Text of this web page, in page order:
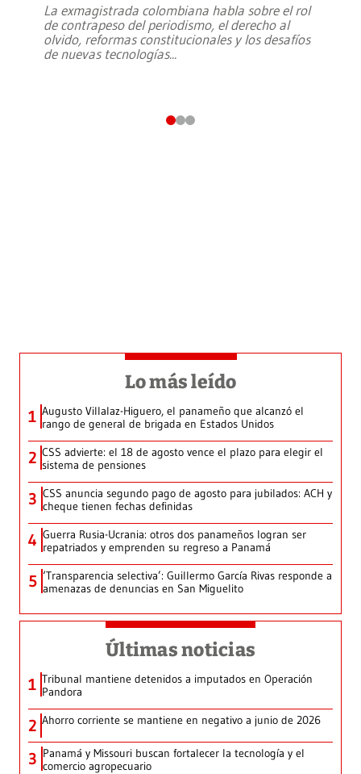
La exmagistrada colombiana habla sobre el rol
de contrapeso del periodismo, el derecho al
olvido, reformas constitucionales y los desafíos
de nuevas tecnologías...
Lo más leído
1 Augusto Villalaz-Higuero, el panameño que alcanzó el
rango de general de brigada en Estados Unidos
2 CSS advierte: el 18 de agosto vence el plazo para elegir el
sistema de pensiones
3 CSS anuncia segundo pago de agosto para jubilados: ACH y
cheque tienen fechas definidas
4 Guerra Rusia-Ucrania: otros dos panameños logran ser
repatriados y emprenden su regreso a Panamá
5 ‘Transparencia selectiva’: Guillermo García Rivas responde a
amenazas de denuncias en San Miguelito
Últimas noticias
1 Tribunal mantiene detenidos a imputados en Operación
Pandora
2 Ahorro corriente se mantiene en negativo a junio de 2026
3 Panamá y Missouri buscan fortalecer la tecnología y el
comercio agropecuario